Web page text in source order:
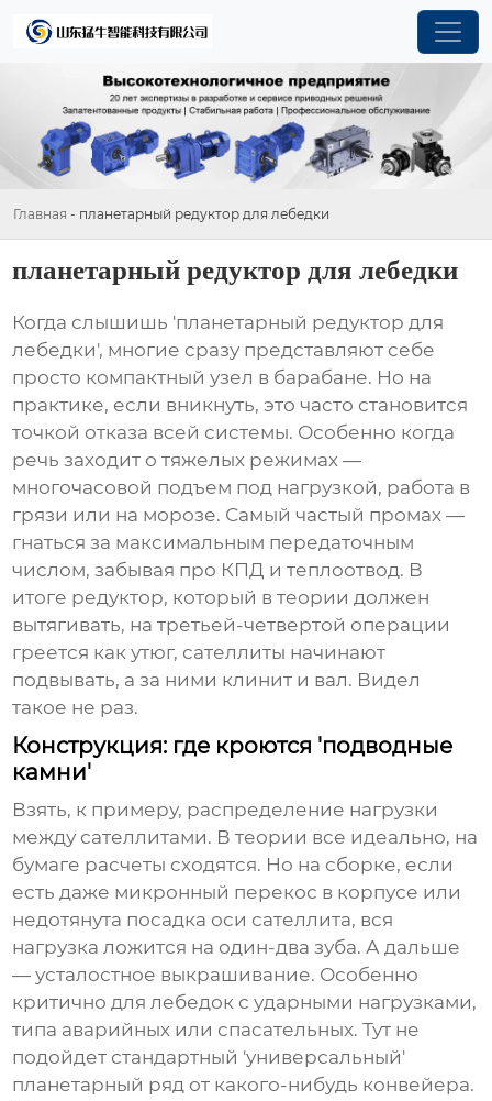
Главная - планетарный редуктор для лебедки
планетарный редуктор для лебедки
Когда слышишь 'планетарный редуктор для
лебедки', многие сразу представляют себе
просто компактный узел в барабане. Но на
практике, если вникнуть, это часто становится
точкой отказа всей системы. Особенно когда
речь заходит о тяжелых режимах —
многочасовой подъем под нагрузкой, работа в
грязи или на морозе. Самый частый промах —
гнаться за максимальным передаточным
числом, забывая про КПД и теплоотвод. В
итоге редуктор, который в теории должен
вытягивать, на третьей-четвертой операции
греется как утюг, сателлиты начинают
подвывать, а за ними клинит и вал. Видел
такое не раз.
Конструкция: где кроются 'подводные
камни'
Взять, к примеру, распределение нагрузки
между сателлитами. В теории все идеально, на
бумаге расчеты сходятся. Но на сборке, если
есть даже микронный перекос в корпусе или
недотянута посадка оси сателлита, вся
нагрузка ложится на один-два зуба. А дальше
— усталостное выкрашивание. Особенно
критично для лебедок с ударными нагрузками,
типа аварийных или спасательных. Тут не
подойдет стандартный 'универсальный'
планетарный ряд от какого-нибудь конвейера.